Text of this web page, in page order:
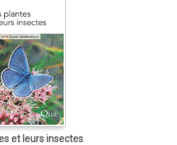
et leurs insectes